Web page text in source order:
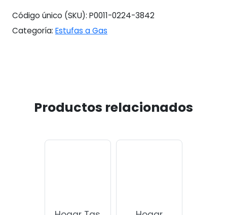
Código único (SKU): P0011-0224-3842
Categoría: Estufas a Gas
Productos relacionados